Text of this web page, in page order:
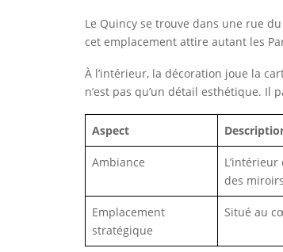
Le Quincy se trouve dans une rue du
cet emplacement attire autant les
À l’intérieur, la décoration joue la
n’est pas qu’un détail esthétique.
Aspect
Ambiance
des
Emplacement
stratégique
Situé au